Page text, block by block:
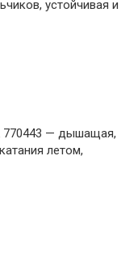
устойчивая и
770443 — дышащая,
летом,